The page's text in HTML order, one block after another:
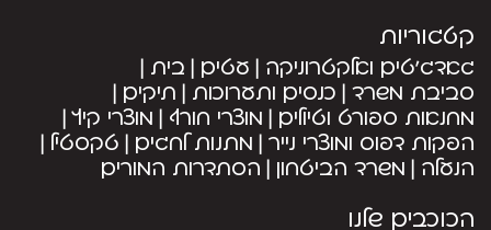
קטגוריות
גאדג’טים ואלקטרוניקה עטים בית
סביבת משרד כנסים ותערוכות תיקים
מחנאות ספורט וטיולים מוצרי חורף מוצרי קיץ
הפקות דפוס ומוצרי נייר מתנות לחגים טקסטיל
הנעלה משרד הביטחון הסתדרות המורים
הכוכבים שלנו